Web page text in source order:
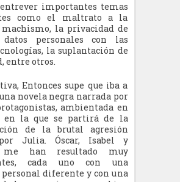
importantes temas
como el maltrato a la
la privacidad de
datos personales con las
la suplantación de
entre otros.
Entonces supe que iba a
novela negra narrada por
ambientada en
en la que se partirá de la
de la brutal agresión
Julia. Óscar, Isabel y
me han resultado muy
cada uno con una
diferente y con una